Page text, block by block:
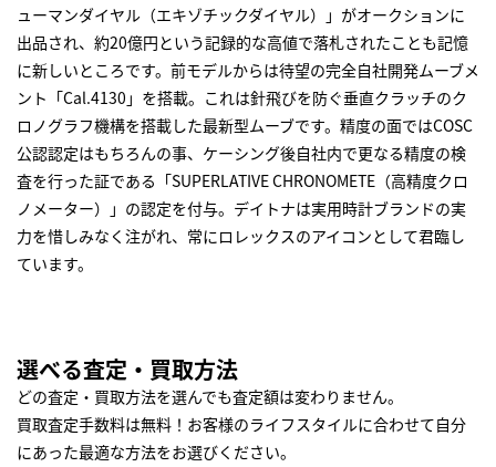
ューマンダイヤル（エキゾチックダイヤル）」がオークションに
出品され、約20億円という記録的な高値で落札されたことも記憶
に新しいところです。前モデルからは待望の完全自社開発ムーブメ
ント「Cal.4130」を搭載。これは針飛びを防ぐ垂直クラッチのク
ロノグラフ機構を搭載した最新型ムーブです。精度の面ではCOSC
公認認定はもちろんの事、ケーシング後自社内で更なる精度の検
査を行った証である「SUPERLATIVE CHRONOMETE（高精度クロ
ノメーター）」の認定を付与。デイトナは実用時計ブランドの実
力を惜しみなく注がれ、常にロレックスのアイコンとして君臨し
ています。
選べる査定・買取方法
どの査定・買取方法を選んでも査定額は変わりません。
買取査定手数料は無料！お客様のライフスタイルに合わせて自分
にあった最適な方法をお選びください。